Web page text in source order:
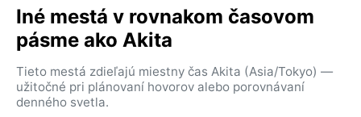
Iné mestá v rovnakom časovom
pásme ako Akita
Tieto mestá zdieľajú miestny čas Akita (Asia/Tokyo) —
užitočné pri plánovaní hovorov alebo porovnávaní
denného svetla.